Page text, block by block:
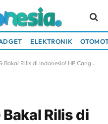
ELEKTRONIK
di Indonesia! HP Canggih dengan Baterai Jumbo
Bakal Rilis di